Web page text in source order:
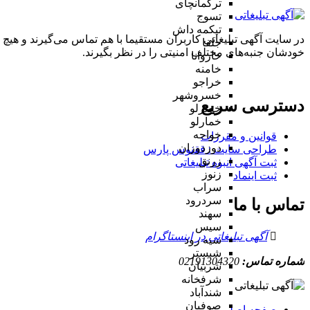
ترکمانچای
تسوج
تیکمه داش
جلفا
خاروانا
خامنه
خراجو
خسروشهر
خضرلو
خمارلو
خواجه
دوزدوزان
زرنق
زنوز
سراب
سردرود
سهند
سیس
سیه رود
شبستر
شربیان
شرفخانه
شندآباد
صوفیان
در سایت آگهی تبلیغاتی کاربران مستقیما با هم تماس می‌گیرند و
خودشان جنبه‌های مختلف امنیتی را در نظر بگیرند.
دسترسی سریع
قوانین و مقررات
طراحی سایت : ققنوس پارس
ثبت آگهی انبوه تبلیغاتی
ثبت اینماد
تماس با ما
آگهی تبلیغاتی در اینستاگرام
شماره تماس: 02191304320